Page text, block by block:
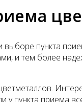
пункта
и тем более
у пункта приема